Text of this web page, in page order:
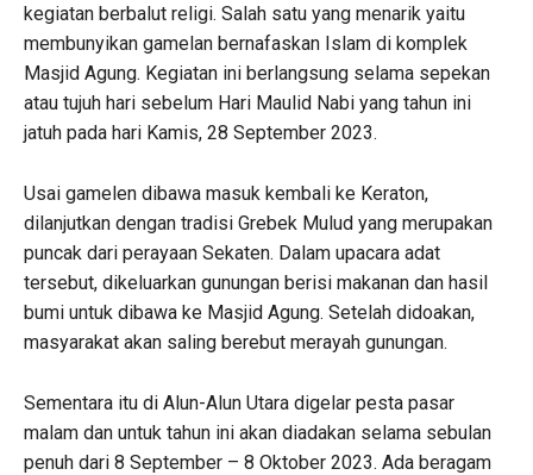
kegiatan berbalut religi. Salah satu yang menarik yaitu
membunyikan gamelan bernafaskan Islam di komplek
Masjid Agung. Kegiatan ini berlangsung selama sepekan
atau tujuh hari sebelum Hari Maulid Nabi yang tahun ini
jatuh pada hari Kamis, 28 September 2023.
Usai gamelen dibawa masuk kembali ke Keraton,
dilanjutkan dengan tradisi Grebek Mulud yang merupakan
puncak dari perayaan Sekaten. Dalam upacara adat
tersebut, dikeluarkan gunungan berisi makanan dan hasil
bumi untuk dibawa ke Masjid Agung. Setelah didoakan,
masyarakat akan saling berebut merayah gunungan.
Sementara itu di Alun-Alun Utara digelar pesta pasar
malam dan untuk tahun ini akan diadakan selama sebulan
penuh dari 8 September – 8 Oktober 2023. Ada beragam